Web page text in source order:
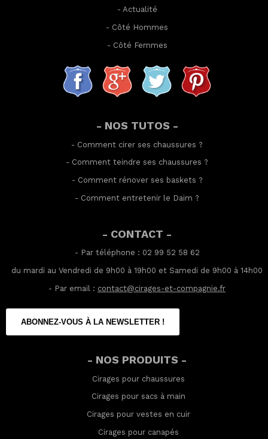
- Actualité
- Côté Hommes
- Côté Femmes
- NOS TUTOS -
- Comment cirer ses chaussures ?
- Comment teindre ses chaussures ?
- Comment rénover ses baskets ?
- Comment entretenir le Daim ?
- CONTACT -
- Par téléphone : 02 99 52 58 62
du mardi au Vendredi de 9h00 à 19h00 et Samedi de 9h00 à 14h00
- Par email : contact@cirages-et-compagnie.fr
ABONNEZ-VOUS À LA NEWSLETTER !
- NOS PRODUITS -
Cirages pour chaussures
Cirages pour sacs à main
Cirages pour vestes en cuir
Cirages pour canapés